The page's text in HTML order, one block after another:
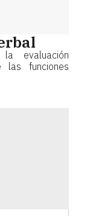
evaluación
las funciones